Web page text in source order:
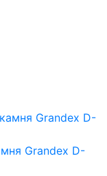
Grandex D-